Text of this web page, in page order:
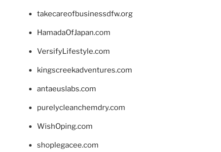
takecareofbusinessdfw.org
HamadaOfJapan.com
VersifyLifestyle.com
kingscreekadventures.com
antaeuslabs.com
purelycleanchemdry.com
WishOping.com
shoplegacee.com